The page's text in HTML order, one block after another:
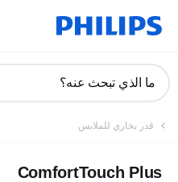
دعم
ما الذي تبحث عنه؟
قدر بخاري للملابس
ComfortTouch Plus